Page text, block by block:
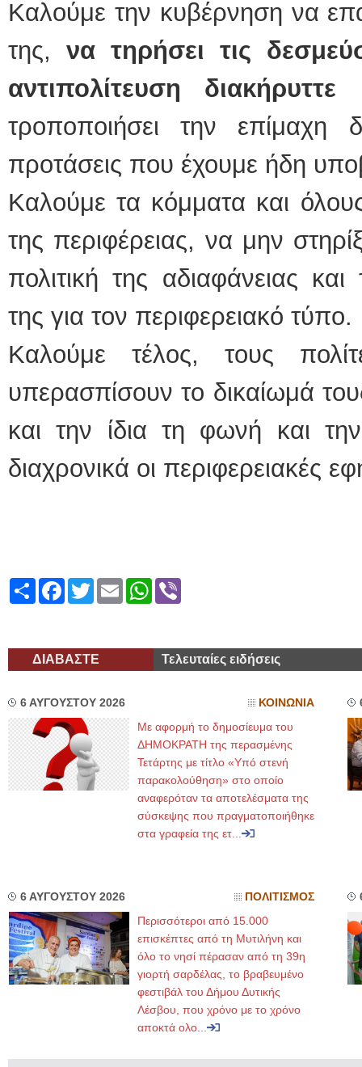
Καλούμε την κυβέρνηση να
της,να τηρήσει τις
αντιπολίτευση διακήρυττε
τροποποιήσει την επίμαχη
προτάσεις που έχουμε ήδη
Καλούμε τα κόμματα και όλους
της περιφέρειας, να μην
πολιτική της αδιαφάνειας
της για τον περιφερειακό τύπο.
Καλούμε τέλος, τους
υπερασπίσουν το δικαίωμά
και την ίδια τη φωνή και
διαχρονικά οι περιφερειακές
ShareFacebook
TwitterEmailWhatsApp
ΔΙΑΒΑΣΤΕ Τελευταίες ειδήσεις
6 ΑΥΓΟΥΣΤΟΥ 2026 ΚΟΙΝΩΝΙΑ
Με αφορμή το δημοσίευμα του
ΔΗΜΟΚΡΑΤΗ της περασμένης
Τετάρτης με τίτλο «Υπό στενή
παρακολούθηση» στο οποίο
αναφερόταν τα αποτελέσματα της
σύσκεψης που πραγματοποιήθηκε
στα γραφεία της ετ...
6 ΑΥΓΟΥΣΤΟΥ 2026 ΠΟΛΙΤΙΣΜΟΣ
Περισσότεροι από 15.000
επισκέπτες από τη Μυτιλήνη και
όλο το νησί πέρασαν από τη 39η
γιορτή σαρδέλας, το βραβευμένο
φεστιβάλ του Δήμου Δυτικής
Λέσβου, που χρόνο με το χρόνο
αποκτά ολο...